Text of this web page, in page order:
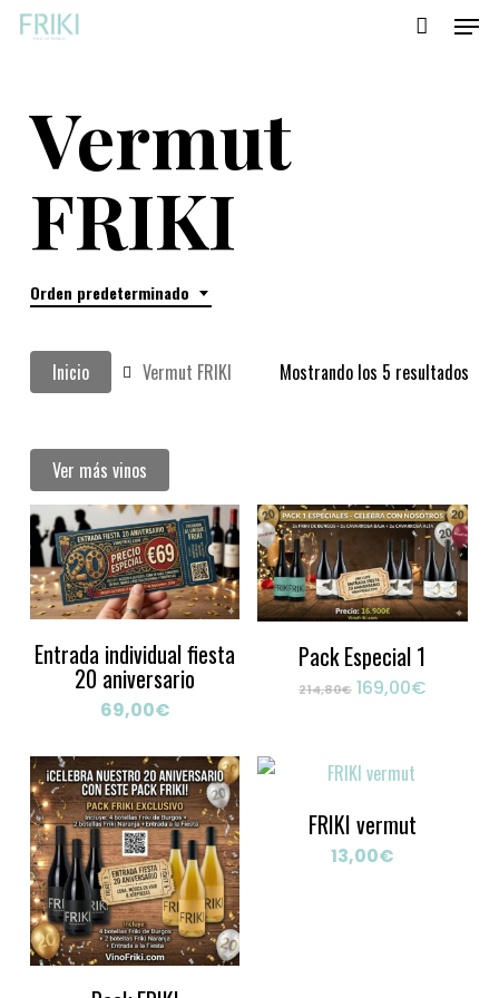
Skip
content
Menu
Vermut
FRIKI
Orden predeterminado
Mostrando los 5 resultados
Inicio Vermut FRIKI
Ver más vinos
Entrada individual fiesta
20 aniversario
69,00€
Pack Especial 1
214,80€ El
precio
169,00€El
FRIKI vermut
13,00€